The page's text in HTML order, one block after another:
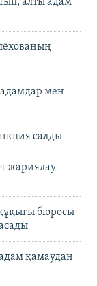
адамдар мен
салды
жариялау
бюросы
қамаудан